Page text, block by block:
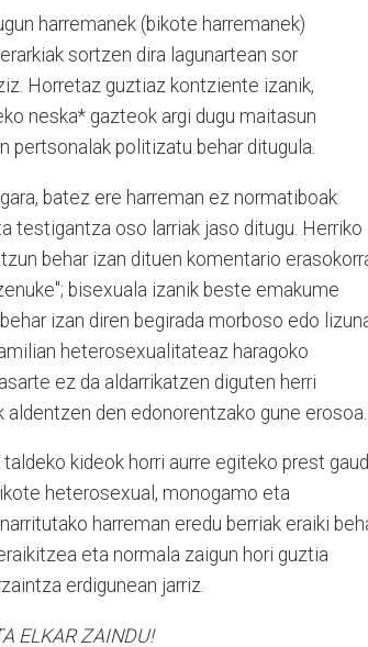
harremanek (bikote harremanek)
sortzen dira lagunartean sor
Horretaz guztiaz kontziente izanik,
neska* gazteok argi dugu maitasun
pertsonalak politizatu behar ditugula.
batez ere harreman ez normatiboak
testigantza oso larriak jaso ditugu. Herriko
behar izan dituen komentario
bisexuala izanik beste emakume
izan diren begirada morboso edo
heterosexualitateaz haragoko
ez da aldarrikatzen diguten herri
den edonorentzako gune erosoa.
kideok horri aurre egiteko prest
heterosexual, monogamo eta
harreman eredu berriak eraiki
eta normala zaigun hori guztia
erdigunean jarriz.
ELKAR ZAINDU!